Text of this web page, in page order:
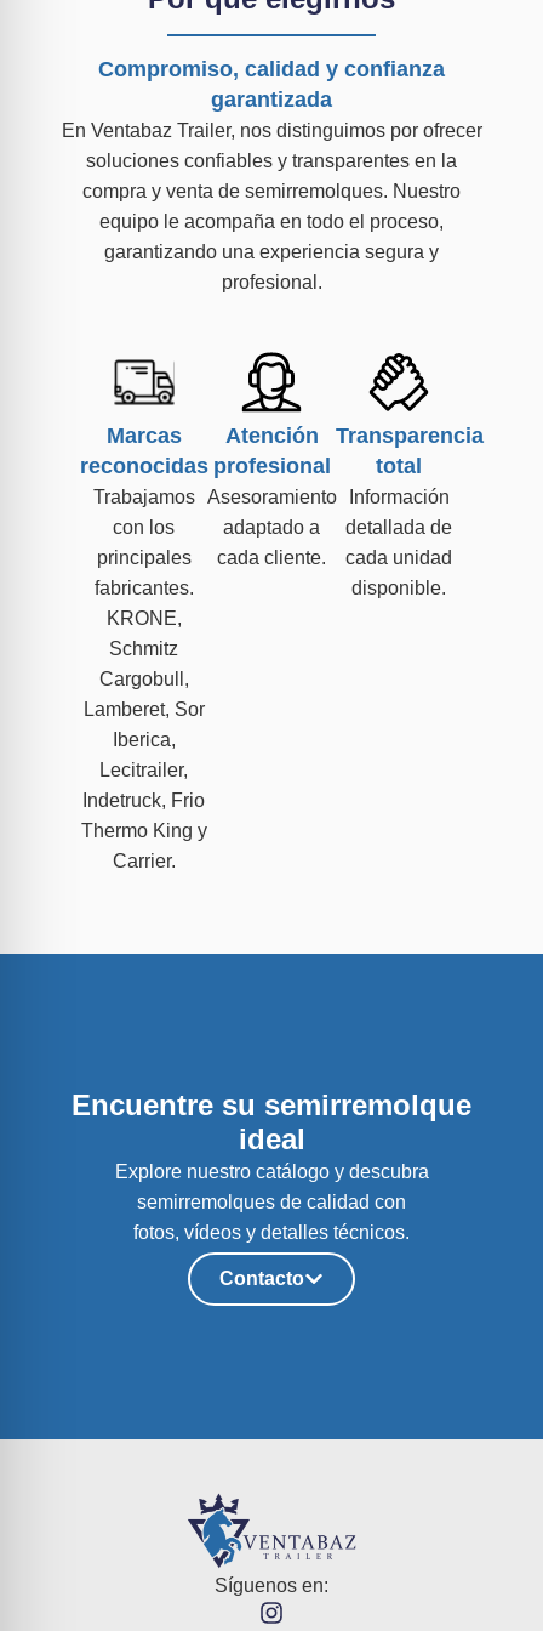
Compromiso, calidad y confianza
garantizada
En Ventabaz Trailer, nos distinguimos por ofrecer
soluciones confiables y transparentes en la
compra y venta de semirremolques. Nuestro
equipo le acompaña en todo el proceso,
garantizando una experiencia segura y
profesional.
Marcas
reconocidas
Trabajamos
con los
principales
fabricantes.
KRONE,
Schmitz
Cargobull,
Lamberet, Sor
Iberica,
Lecitrailer,
Indetruck, Frio
Thermo King y
Carrier.
Atención
profesional
Asesoramiento
adaptado a
cada cliente.
Transparencia
total
Información
detallada de
cada unidad
disponible.
Encuentre su semirremolque
ideal
Explore nuestro catálogo y descubra
semirremolques de calidad con
fotos, vídeos y detalles técnicos.
Contacto
Síguenos en: